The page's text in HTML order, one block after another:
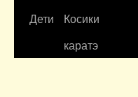
Дети
Косики
каратэ